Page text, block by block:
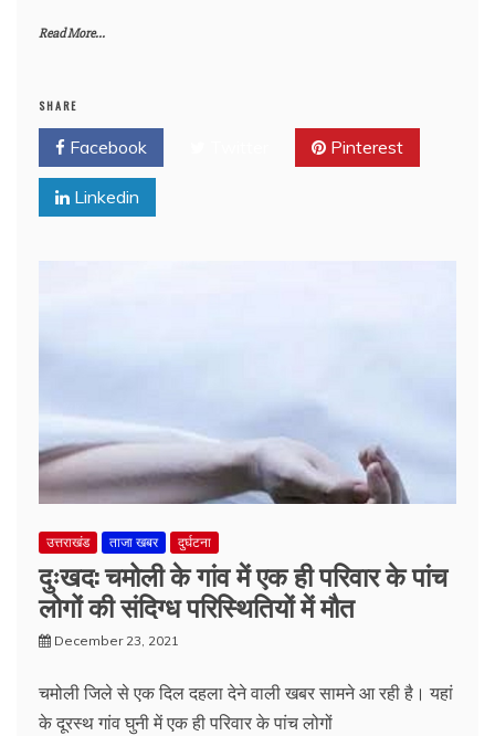
Read More...
SHARE
Facebook Pinterest
Linkedin
उत्तराखंड ताजा खबर दुर्घटना
दुःखद: चमोली के गांव में एक ही परिवार के पांच
लोगों की संदिग्ध परिस्थितियों में मौत
December 23, 2021
चमोली जिले से एक दिल दहला देने वाली खबर सामने आ रही है। यहां
के दूरस्थ गांव घुनी में एक ही परिवार के पांच लोगों